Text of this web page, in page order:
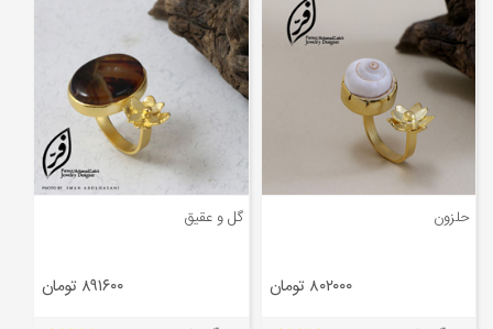
حلزون
۸۰۲۰۰۰ تومان
گل و عقیق
۸۹۱۶۰۰ تومان